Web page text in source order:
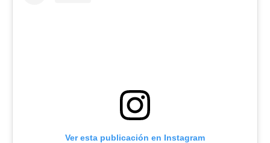
Ver esta publicación en Instagram